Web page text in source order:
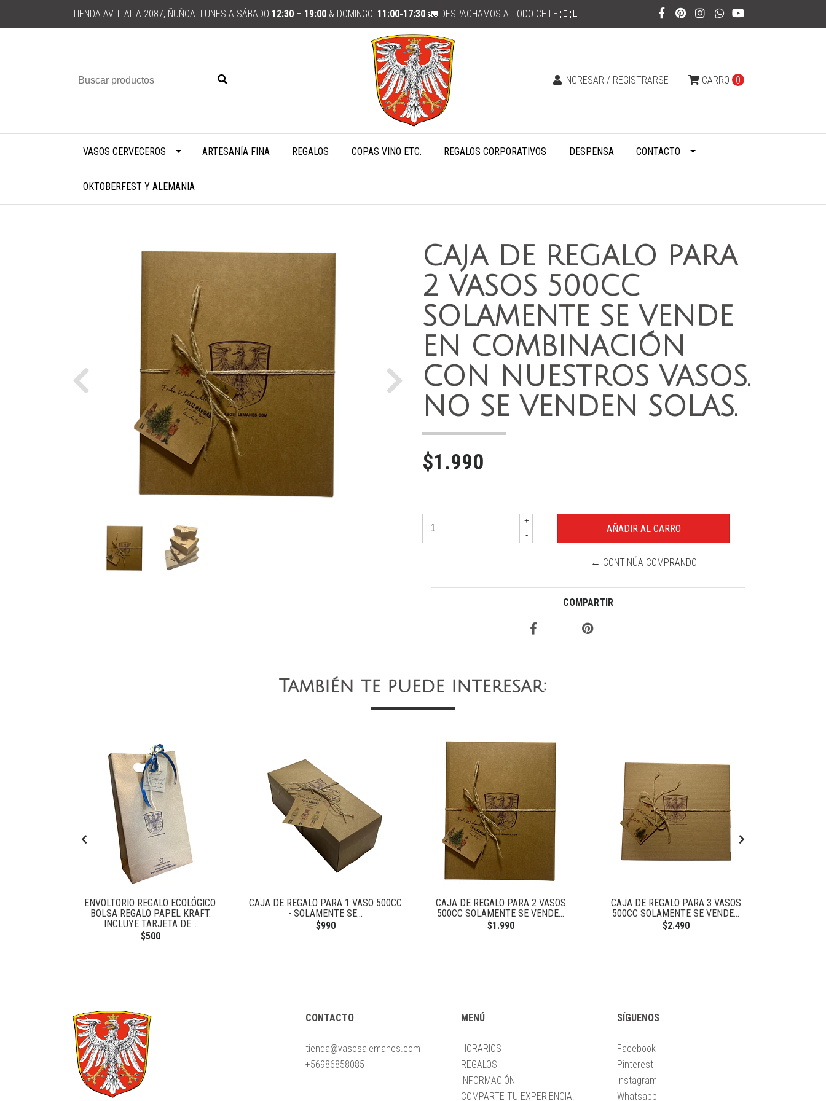
TIENDA AV. ITALIA 2087, ÑUÑOA. LUNES A SÁBADO 12:30 – 19:00 & DOMINGO: 11:00-17:30 🚛 DESPACHAMOS A TODO CHILE 🇨🇱
CARRO 0
INGRESAR / REGISTRARSE
VASOS CERVECEROS ARTESANÍA FINA REGALOS COPAS VINO ETC. REGALOS CORPORATIVOS DESPENSA CONTACTO
OKTOBERFEST Y ALEMANIA
Previous Next
CAJA DE REGALO PARA
2 VASOS 500CC
SOLAMENTE SE VENDE
EN COMBINACIÓN
CON NUESTROS VASOS.
NO SE VENDEN SOLAS.
$1.990
+
-
← CONTINÚA COMPRANDO
COMPARTIR
También te puede interesar:
ENVOLTORIO REGALO ECOLÓGICO.
BOLSA REGALO PAPEL KRAFT.
INCLUYE TARJETA DE...
$500
CAJA DE REGALO PARA 1 VASO 500CC
- SOLAMENTE SE...
$990
CAJA DE REGALO PARA 2 VASOS
500CC SOLAMENTE SE VENDE...
$1.990
CAJA DE REGALO PARA 3 VASOS
500CC SOLAMENTE SE VENDE...
$2.490
CONTACTO
tienda@vasosalemanes.com
+56986858085
MENÚ
HORARIOS
REGALOS
INFORMACIÓN
COMPARTE TU EXPERIENCIA!
SÍGUENOS
Facebook
Pinterest
Instagram
Whatsapp